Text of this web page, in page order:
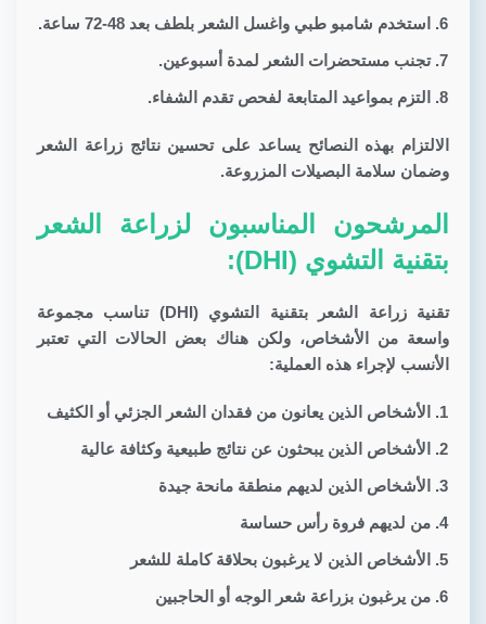
استخدم شامبو طبي واغسل الشعر بلطف بعد 48-72 ساعة.
تجنب مستحضرات الشعر لمدة أسبوعين.
التزم بمواعيد المتابعة لفحص تقدم الشفاء.
الالتزام بهذه النصائح يساعد على تحسين نتائج زراعة الشعر
وضمان سلامة البصيلات المزروعة.
المرشحون المناسبون لزراعة الشعر
بتقنية التشوي (DHI):
تقنية زراعة الشعر بتقنية التشوي (DHI) تناسب مجموعة
واسعة من الأشخاص، ولكن هناك بعض الحالات التي تعتبر
الأنسب لإجراء هذه العملية:
الأشخاص الذين يعانون من فقدان الشعر الجزئي أو الكثيف
الأشخاص الذين يبحثون عن نتائج طبيعية وكثافة عالية
الأشخاص الذين لديهم منطقة مانحة جيدة
من لديهم فروة رأس حساسة
الأشخاص الذين لا يرغبون بحلاقة كاملة للشعر
من يرغبون بزراعة شعر الوجه أو الحاجبين